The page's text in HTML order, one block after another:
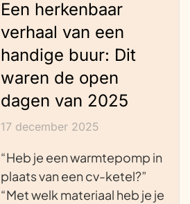
Een herkenbaar
verhaal van een
handige buur: Dit
waren de open
dagen van 2025
17 december 2025
“Heb je een warmtepomp in
plaats van een cv-ketel?”
“Met welk materiaal heb je je